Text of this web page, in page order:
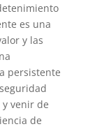
es una
y las
persistente
venir de
de